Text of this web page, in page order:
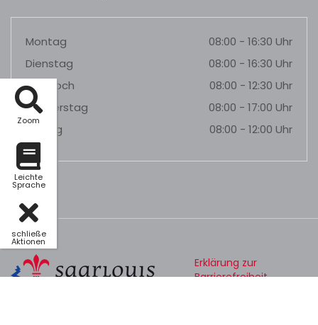
Zoom
Leichte
Sprache
schließe
Aktionen
Montag
08:00 - 16:30 Uhr
Dienstag
08:00 - 16:30 Uhr
Mittwoch
08:00 - 12:30 Uhr
Donnerstag
08:00 - 17:00 Uhr
Freitag
08:00 - 12:00 Uhr
Erklärung zur
Barrierefreiheit